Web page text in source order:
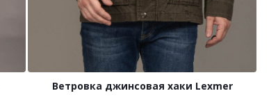
Ветровка джинсовая хаки Lexmer